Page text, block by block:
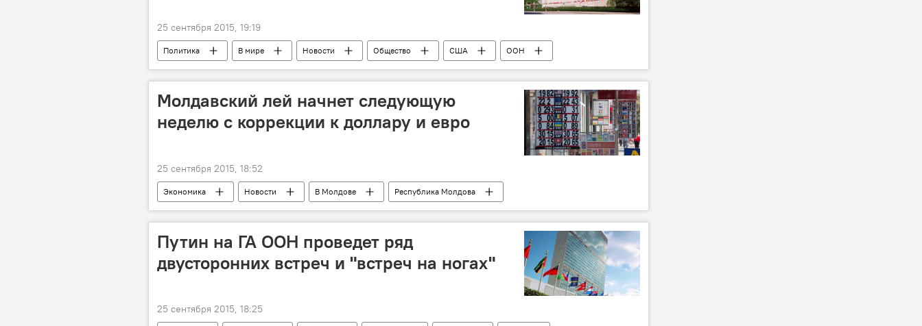
25 сентября 2015, 19:19
Политика В мире Новости Общество США
ООН
саммит
Молдавский лей начнет следующую
неделю с коррекции к доллару и евро
25 сентября 2015, 18:52
Экономика Новости В Молдове
Республика Молдова
молдавский лей
курс валют доллар
евро
Путин на ГА ООН проведет ряд
двусторонних встреч и "встреч на ногах"
25 сентября 2015, 18:25